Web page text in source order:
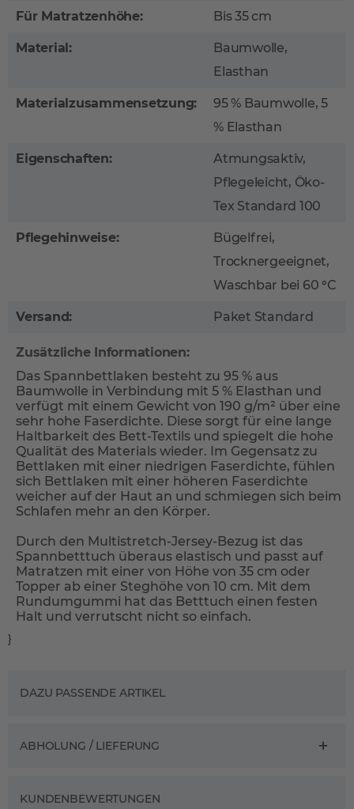
Für Matratzenhöhe: Bis 35 cm
Material:
Baumwolle,
Elasthan
Materialzusammensetzung:
95 % Baumwolle, 5
% Elasthan
Eigenschaften:
Atmungsaktiv,
Pflegeleicht, Öko-
Tex Standard 100
Pflegehinweise:
Bügelfrei,
Trocknergeeignet,
Waschbar bei 60 °C
Versand: Paket Standard
Zusätzliche Informationen:
Das Spannbettlaken besteht zu 95 % aus
Baumwolle in Verbindung mit 5 % Elasthan und
verfügt mit einem Gewicht von 190 g/m² über eine
sehr hohe Faserdichte. Diese sorgt für eine lange
Haltbarkeit des Bett-Textils und spiegelt die hohe
Qualität des Materials wieder. Im Gegensatz zu
Bettlaken mit einer niedrigen Faserdichte, fühlen
sich Bettlaken mit einer höheren Faserdichte
weicher auf der Haut an und schmiegen sich beim
Schlafen mehr an den Körper.
Durch den Multistretch-Jersey-Bezug ist das
Spannbetttuch überaus elastisch und passt auf
Matratzen mit einer von Höhe von 35 cm oder
Topper ab einer Steghöhe von 10 cm. Mit dem
Rundumgummi hat das Betttuch einen festen
Halt und verrutscht nicht so einfach.
}
DAZU PASSENDE ARTIKEL
ABHOLUNG / LIEFERUNG
KUNDENBEWERTUNGEN